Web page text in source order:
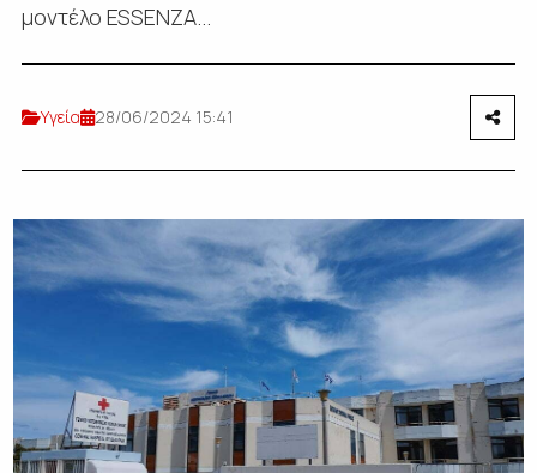
μοντέλο ESSENZA...
Υγεία 28/06/2024 15:41